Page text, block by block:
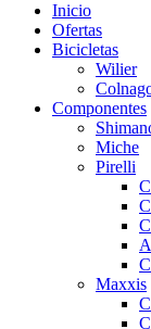
Inicio
Ofertas
Bicicletas
Wilier
Componentes
Miche
Pirelli
Maxxis